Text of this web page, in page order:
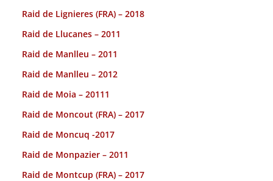
Raid de Lignieres (FRA) – 2018
Raid de Llucanes – 2011
Raid de Manlleu – 2011
Raid de Manlleu – 2012
Raid de Moia – 20111
Raid de Moncout (FRA) – 2017
Raid de Moncuq -2017
Raid de Monpazier – 2011
Raid de Montcup (FRA) – 2017